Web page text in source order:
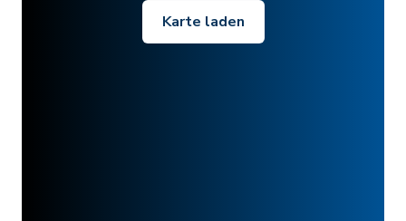
Karte laden